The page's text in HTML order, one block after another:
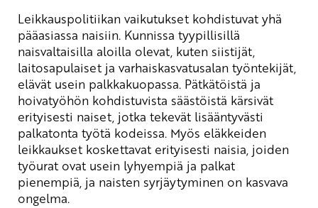
Leikkauspolitiikan vaikutukset kohdistuvat yhä
pääasiassa naisiin. Kunnissa tyypillisillä
naisvaltaisilla aloilla olevat, kuten siistijät,
laitosapulaiset ja varhaiskasvatusalan työntekijät,
elävät usein palkkakuopassa. Pätkätöistä ja
hoivatyöhön kohdistuvista säästöistä kärsivät
erityisesti naiset, jotka tekevät lisääntyvästi
palkatonta työtä kodeissa. Myös eläkkeiden
leikkaukset koskettavat erityisesti naisia, joiden
työurat ovat usein lyhyempiä ja palkat
pienempiä, ja naisten syrjäytyminen on kasvava
ongelma.